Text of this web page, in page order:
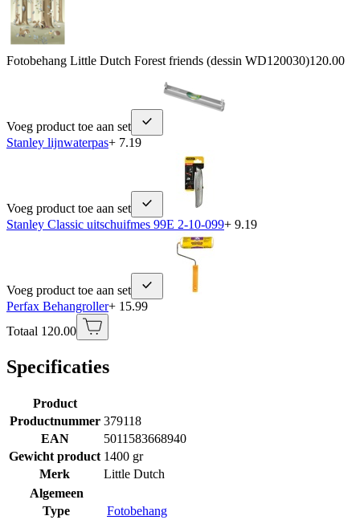
Fotobehang Little Dutch Forest friends (dessin WD120030)120.00
Voeg product toe aan set
Stanley lijnwaterpas+ 7.19
Voeg product toe aan set
Stanley Classic uitschuifmes 99E 2-10-099+ 9.19
Voeg product toe aan set
Perfax Behangroller+ 15.99
Totaal 120.00
Specificaties
Product
Productnummer 379118
EAN
5011583668940
Gewicht product 1400 gr
Merk
Little Dutch
Algemeen
Type
Fotobehang